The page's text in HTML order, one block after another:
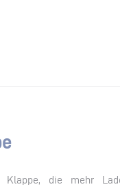
die mehr